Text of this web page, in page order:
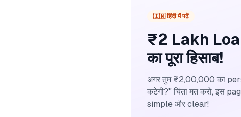
🇮🇳 हिंदी में पढ़ें
₹2 Lakh
का पूरा हिसाब!
अगर तुम ₹2,00,000 का
कटेगी?" चिंता मत करो, इस
simple और clear!